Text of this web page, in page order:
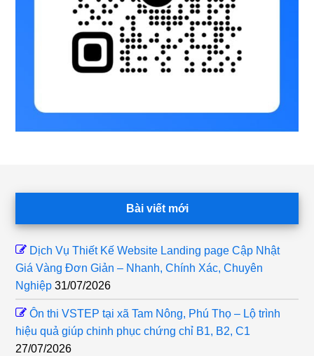
Bài viết mới
Dịch Vụ Thiết Kế Website Landing page Cập Nhật
Giá Vàng Đơn Giản – Nhanh, Chính Xác, Chuyên
Nghiệp 31/07/2026
Ôn thi VSTEP tại xã Tam Nông, Phú Thọ – Lộ trình
hiệu quả giúp chinh phục chứng chỉ B1, B2, C1
27/07/2026